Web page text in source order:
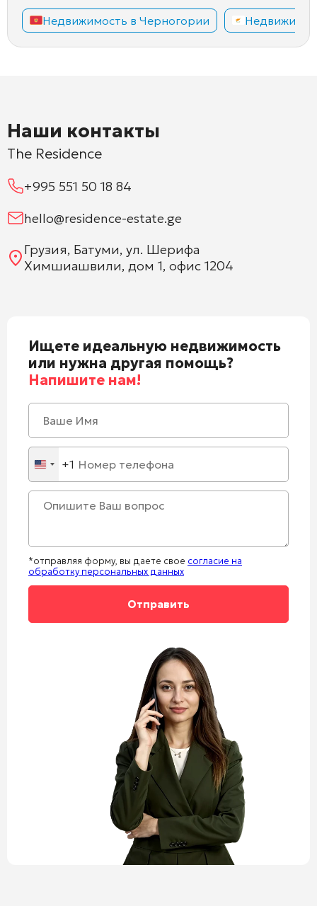
Недвижимость в Черногории
Наши контакты
The Residence
+995 551 50 18 84
hello@residence-estate.ge
Грузия, Батуми, ул. Шерифа
Химшиашвили, дом 1, офис 1204
Ищете идеальную недвижимость
или нужна другая помощь?
Напишите нам!
United
States
+1
+1
*отправляя форму, вы даете свое согласие на
обработку персональных данных